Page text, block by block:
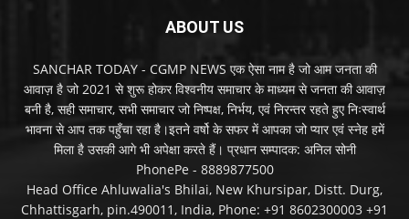
ABOUT US
SANCHAR TODAY - CGMP NEWS एक ऐसा नाम है जो आम जनता की
आवाज़ है जो 2021 से शुरू होकर विश्वनीय समाचार के माध्यम से जनता की आवाज़
बनी है, सही समाचार, सभी समाचार जो निष्पक्ष, निर्भय, एवं निरन्तर रहते हुए निःस्वार्थ
भावना से आप तक पहुँचा रहा है।इतने वर्षो के सफर में आपका जो प्यार एवं स्नेह हमें
मिला है उसकी आगे भी अपेक्षा करते हैं। प्रधान सम्पादक: अनिल सोनी
PhonePe - 8889877500
Head Office Ahluwalia's Bhilai, New Khursipar, Distt. Durg,
Chhattisgarh, pin.490011, India, Phone: +91 8602300003 +91